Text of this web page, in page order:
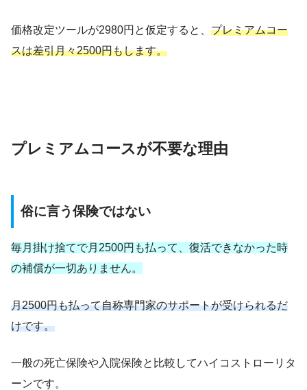
価格改定ツールが2980円と仮定すると、 プレミアムコー
スは差引月々2500円もします。
プレミアムコースが不要な理由
俗に言う保険ではない
毎月掛け捨てで月2500円も払って、復活できなかった時
の補償が一切ありません。
月2500円も払って自称専門家のサポートが受けられるだ
けです。
一般の死亡保険や入院保険と比較してハイコストローリタ
ーンです。